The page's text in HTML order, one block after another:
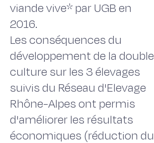
viande vive* par UGB en
2016.
Les conséquences du
développement de la double
culture sur les 3 élevages
suivis du Réseau d'Elevage
Rhône-Alpes ont permis
d'améliorer les résultats
économiques (réduction du